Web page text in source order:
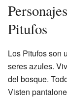
Pitufos
Los Pitufos son
seres azules.
del bosque.
Visten